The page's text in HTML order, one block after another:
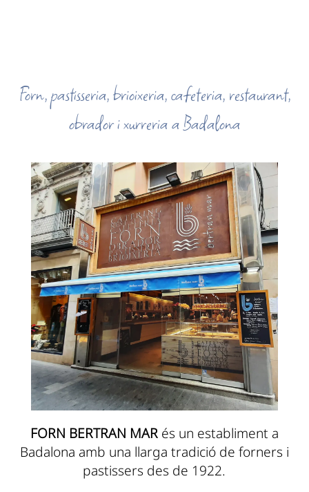
Forn, pastisseria, brioixeria, cafeteria, restaurant,
obrador i xurreria a Badalona
FORN BERTRAN MARés un establiment a
Badalona amb una llarga tradició de forners i
pastissers des de 1922.